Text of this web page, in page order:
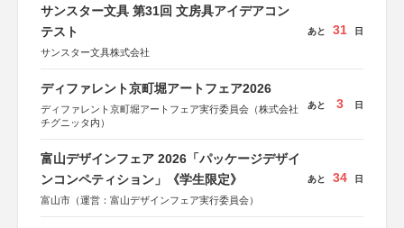
サンスター文具 第31回 文房具アイデアコン
テスト
サンスター文具株式会社
あと 31 日
ディファレント京町堀アートフェア2026
ディファレント京町堀アートフェア実行委員会（株式会社
チグニッタ内）
あと 3 日
富山デザインフェア 2026「パッケージデザイ
ンコンペティション」《学生限定》
富山市（運営：富山デザインフェア実行委員会）
あと 34 日